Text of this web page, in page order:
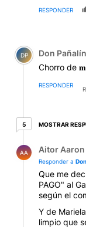
RESPONDER
Comentario de
DP Don Pañalín
Chorro de
RESPONDER
55 respuestas
MOSTRAR
AA Aitor
Responder a
Que me
PAGO" al
según el
Y de
limpio que